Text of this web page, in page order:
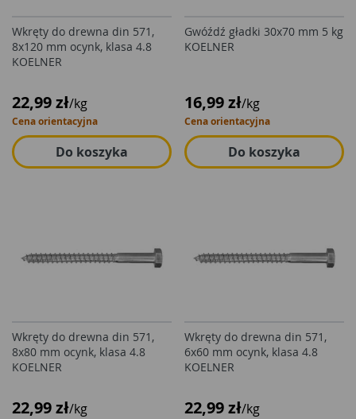
Wkręty do drewna din 571,
8x120 mm ocynk, klasa 4.8
KOELNER
22,99 zł/kg
Cena orientacyjna
Do koszyka
Gwóźdź gładki 30x70 mm 5 kg
KOELNER
16,99 zł/kg
Cena orientacyjna
Do koszyka
Wkręty do drewna din 571,
8x80 mm ocynk, klasa 4.8
KOELNER
22,99 zł/kg
Wkręty do drewna din 571,
6x60 mm ocynk, klasa 4.8
KOELNER
22,99 zł/kg